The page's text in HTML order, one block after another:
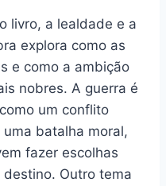
livro, a lealdade e a
explora como as
e como a ambição
nobres. A guerra é
um conflito
batalha moral,
fazer escolhas
Outro tema